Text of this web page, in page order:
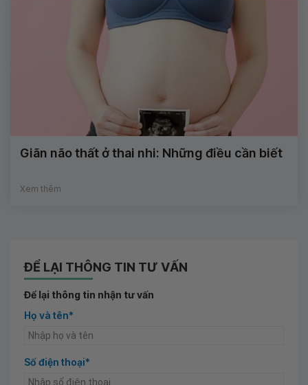
Giãn não thất ở thai nhi: Những điều cần biết
Xem thêm
ĐỂ LẠI THÔNG TIN TƯ VẤN
Để lại thông tin nhận tư vấn
Họ và tên*
Số điện thoại*